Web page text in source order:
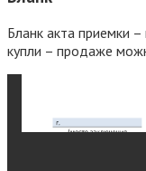
Бланк акта приемки
купли – продаже